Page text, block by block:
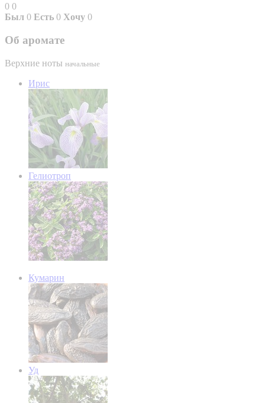
0 0
Был 0 Есть 0 Хочу 0
Об аромате
Верхние ноты начальные
Ирис
Гелиотроп
Кумарин
Уд